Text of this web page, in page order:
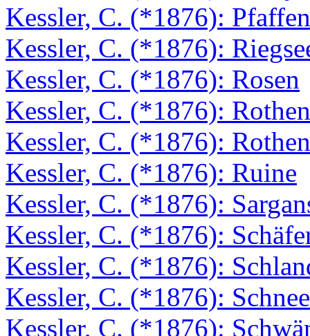
Kessler, C. (*1876):
Kessler, C. (*1876):
Kessler, C. (*1876): Rosen
Kessler, C. (*1876):
Kessler, C. (*1876):
Kessler, C. (*1876): Ruine
Kessler, C. (*1876):
Kessler, C. (*1876):
Kessler, C. (*1876):
Kessler, C. (*1876):
Kessler, C. (*1876):